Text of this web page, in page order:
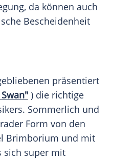
da können auch
Bescheidenheit
präsentiert
) die richtige
Sommerlich und
Form von den
Brimborium und mit
sich super mit